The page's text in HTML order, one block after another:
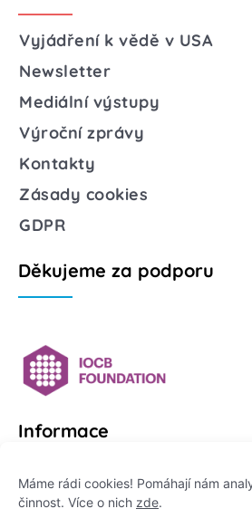
Máme rádi cookies! Pomáhají nám
činnost. Více o nich zde.
Vyjádření k vědě v USA
Newsletter
Mediální výstupy
Výroční zprávy
Kontakty
Zásady cookies
GDPR
Děkujeme za podporu
Informace
Platformu Zeptej se vědce